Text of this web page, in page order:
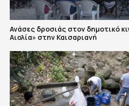
Ανάσες δροσιάς στον δημοτικό
Αιολία» στην Καισαριανή